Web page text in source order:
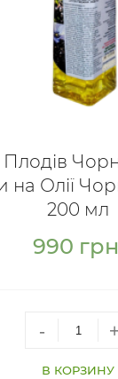
Плодів
на Олії
200 мл
990
-
В КОРЗИНУ